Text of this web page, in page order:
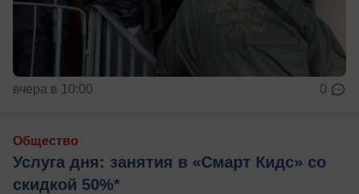
вчера в 10:00 0
Общество
Услуга дня: занятия в «Смарт Кидс» со
скидкой 50%*